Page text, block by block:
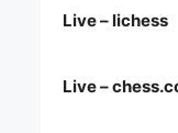
Live – lichess
Live –